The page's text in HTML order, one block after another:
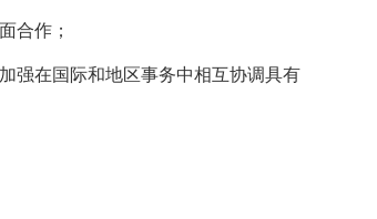
合作；
强在国际和地区事务中相互协调具有